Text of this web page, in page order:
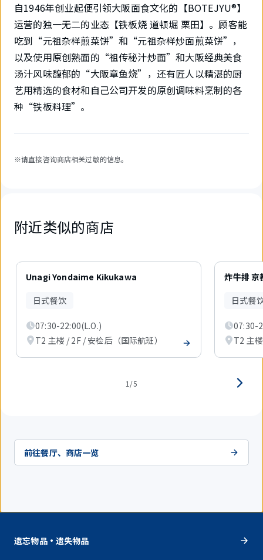
自1946年创业起便引领大阪面食文化的【BOTEJYU®】
运营的独一无二的业态【铁板烧 道顿堀 栗田】。顾客能
吃到“元祖杂样煎菜饼”和“元祖杂样炒面煎菜饼”，
以及使用原创熟面的“祖传秘汁炒面”和大阪经典美食
汤汁风味馥郁的“大阪章鱼烧”，还有匠人以精湛的厨
艺用精选的食材和自己公司开发的原创调味料烹制的各
种“铁板料理”。
※请直接咨询商店相关过敏的信息。
附近类似的商店
Unagi Yondaime Kikukawa
日式餐饮
07:30-22:00(L.O.)
T2 主楼 / 2F / 安检后（国际航班）
炸牛排 京
日式餐
07:30-
T2 主
1/5
前往餐厅、商店一览
遗忘物品・遗失物品